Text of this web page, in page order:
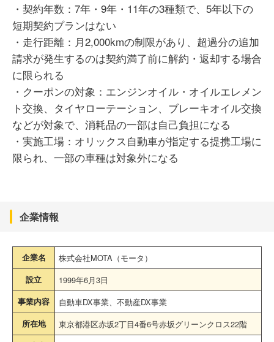
・契約年数：7年・9年・11年の3種類で、5年以下の
短期契約プランはない
・走行距離：月2,000kmの制限があり、超過分の追加
請求が発生するのは契約満了前に解約・返却する場合
に限られる
・クーポンの対象：エンジンオイル・オイルエレメン
ト交換、タイヤローテーション、ブレーキオイル交換
などが対象で、消耗品の一部は自己負担になる
・実施工場：オリックス自動車が指定する提携工場に
限られ、一部の車種は対象外になる
企業情報
企業名 株式会社MOTA（モータ）
設立 1999年6月3日
事業内容 自動車DX事業、不動産DX事業
所在地 東京都港区赤坂2丁目4番6号赤坂グリーンクロス22階